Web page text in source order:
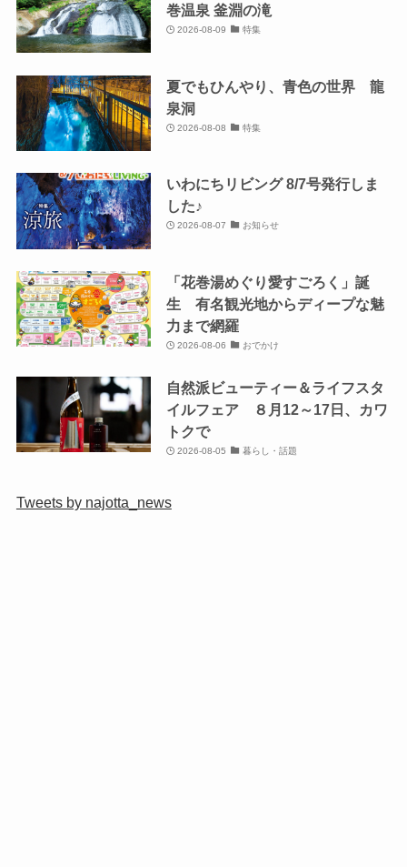
巻温泉 釜淵の滝
2026-08-09 特集
夏でもひんやり、青色の世界 龍
泉洞
2026-08-08 特集
いわにちリビング 8/7号発行しま
した♪
2026-08-07 お知らせ
「花巻湯めぐり愛すごろく」誕
生 有名観光地からディープな魅
力まで網羅
2026-08-06 おでかけ
自然派ビューティー＆ライフスタ
イルフェア ８月12～17日、カワ
トクで
2026-08-05 暮らし・話題
Tweets by najotta_news